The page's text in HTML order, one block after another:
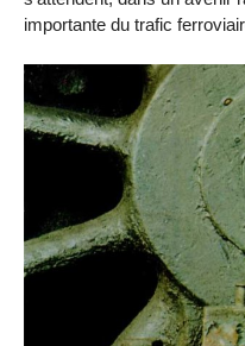
importante du trafic